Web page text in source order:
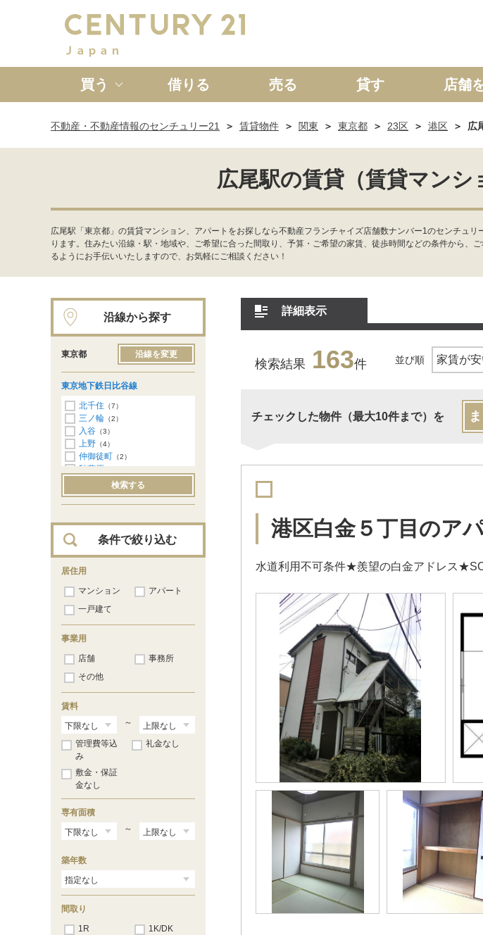
買う
新築一戸建て 中古一戸建て マンション
借りる 売る 貸す 店舗
不動産・不動産情報のセンチュリー21 賃貸物件 関東 東京都 23区 港区 広
広尾駅の賃貸（賃貸マン
広尾駅「東京都」の賃貸マンション、アパートをお探しなら不動産フランチャイズ店舗数ナンバー1のセンチュ
ります。住みたい沿線・駅・地域や、ご希望に合った間取り、予算・ご希望の家賃、徒歩時間などの条件から
るようにお手伝いいたしますので、お気軽にご相談ください！
詳細表示
検索結果 163件 並び順
チェックした物件（最大10件まで）を
港区白金５丁目のア
水道利用不可条件★羨望の白金アドレス
沿線から探す
東京都 沿線を変更
東京地下鉄日比谷線
北千住 （7）
三ノ輪 （2）
入谷 （3）
上野 （4）
仲御徒町 （2）
秋葉原
小伝馬町（34）
人形町（162）
茅場町（105）
（171）
東銀座（22）
銀座（24）
日比谷
神谷町 （53）
六本木（126）
恵比寿
検索する
条件で絞り込む
居住用
マンション
アパート
一戸建て
事業用
店舗
事務所
その他
賃料
～
管理費等込
み
礼金なし
敷金・保証
金なし
専有面積
～
築年数
間取り
1R
1K/DK